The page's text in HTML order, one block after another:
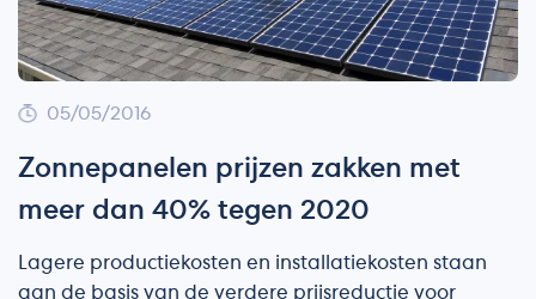
05/05/2016
Zonnepanelen prijzen zakken met
meer dan 40% tegen 2020
Lagere productiekosten en installatiekosten staan
aan de basis van de verdere prijsreductie voor